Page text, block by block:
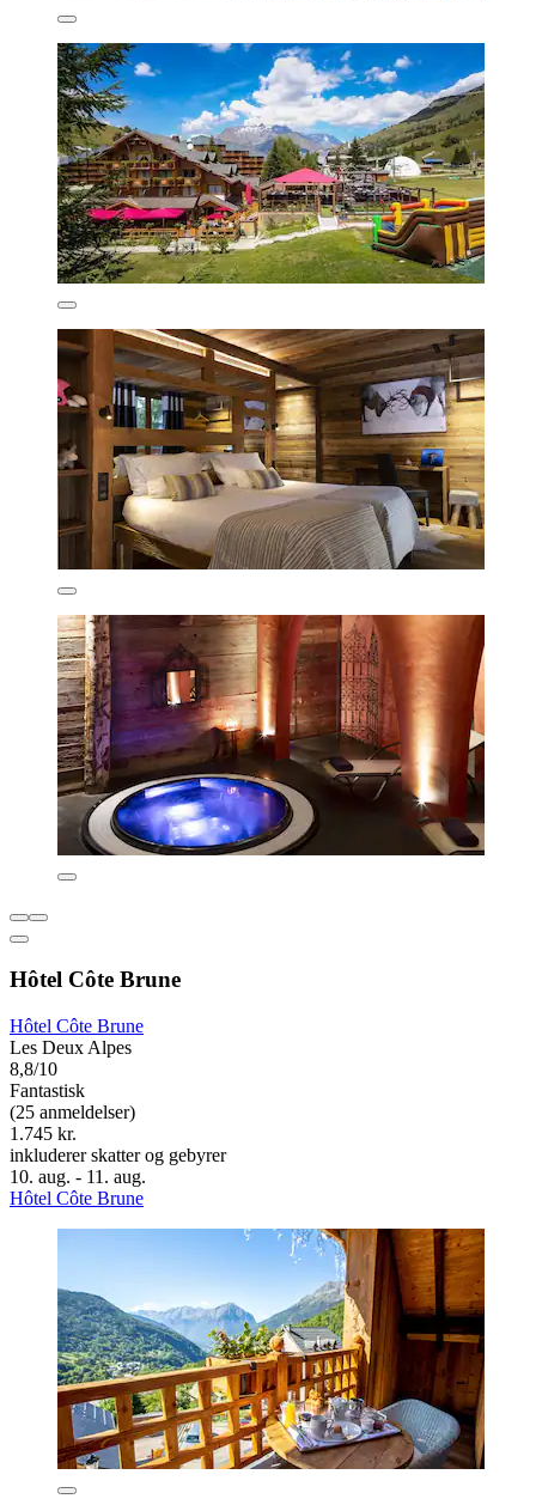
Hôtel Côte Brune
Hôtel Côte Brune
Les Deux Alpes
8,8/10
Fantastisk
(25 anmeldelser)
1.745 kr.
inkluderer skatter og gebyrer
10. aug. - 11. aug.
Hôtel Côte Brune